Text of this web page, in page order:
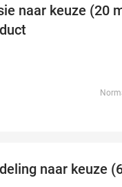
naar keuze (20
naar keuze